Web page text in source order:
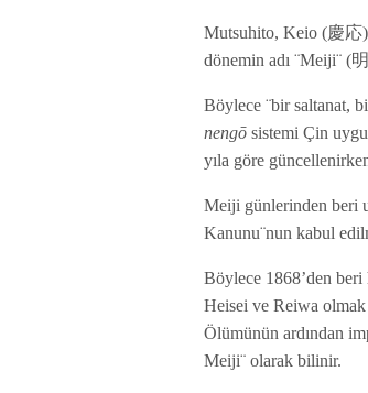
Mutsuhito, Keio (慶応)
dönemin adı ¨Meiji¨ (
Böylece ¨bir saltanat,
nengōsistemi Çin
yıla göre
Meiji günlerinden beri
Kanunu¨nun kabul
Böylece 1868’den
Heisei ve Reiwa olmak
Ölümünün ardından
Meiji¨ olarak bilinir.